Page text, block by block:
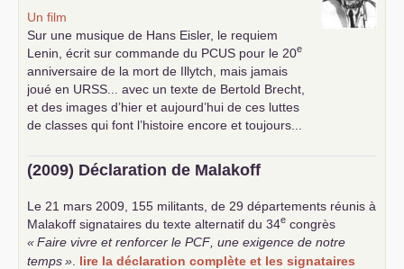
Un film
Sur une musique de Hans Eisler, le requiem
Lenin, écrit sur commande du PCUS pour le 20e
anniversaire de la mort de Illytch, mais jamais
joué en URSS ... avec un texte de Bertold Brecht,
et des images d’hier et aujourd’hui de ces luttes
de classes qui font l’histoire encore et toujours...
(2009) Déclaration de Malakoff
Le 21 mars 2009, 155 militants, de 29 départements réunis à
Malakoff signataires du texte alternatif du 34e congrès
«Faire vivre et renforcer le PCF , une exigence de notre
temps» lire la déclaration complète et les signataires